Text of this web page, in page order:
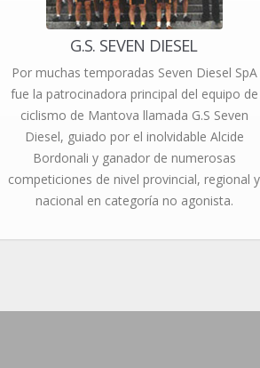
G.S. SEVEN DIESEL
Por muchas temporadas Seven Diesel SpA
fue la patrocinadora principal del equipo de
ciclismo de Mantova llamada G.S Seven
Diesel, guiado por el inolvidable Alcide
Bordonali y ganador de numerosas
competiciones de nivel provincial, regional y
nacional en categoría no agonista.